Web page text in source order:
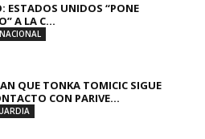
ESTADOS UNIDOS “PONE
A LA C...
QUE TONKA TOMICIC SIGUE
CON PARIVE...